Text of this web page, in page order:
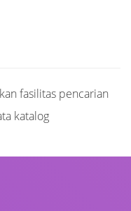
fasilitas pencarian
katalog